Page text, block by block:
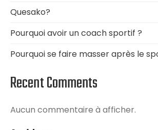
Quesako?
Pourquoi avoir un coach sportif ?
Pourquoi se faire masser après le
Recent Comments
Aucun commentaire à afficher.